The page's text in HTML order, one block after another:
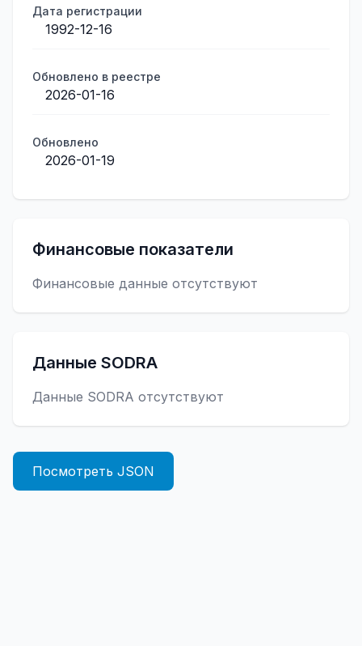
Дата регистрации
1992-12-16
Обновлено в реестре
2026-01-16
Обновлено
2026-01-19
Финансовые показатели
Финансовые данные отсутствуют
Данные SODRA
Данные SODRA отсутствуют
Посмотреть JSON